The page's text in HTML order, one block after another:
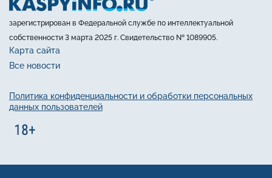
зарегистрирован в Федеральной службе по интеллектуальной
собственности 3 марта 2025 г. Свидетельство № 1089905.
Карта сайта
Все новости
Политика конфиденциальности и обработки персональных
данных пользователей